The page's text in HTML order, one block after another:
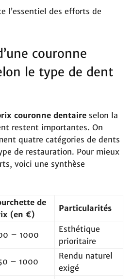
l’essentiel des efforts de
couronne
le type de dent
couronne dentaire selon la
restent importantes. On
quatre catégories de dents
de restauration. Pour mieux
voici une synthèse
de
(en €)
Particularités
– 1000
Esthétique
prioritaire
– 1000
Rendu naturel
exigé